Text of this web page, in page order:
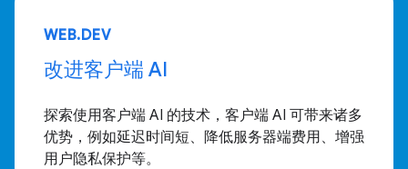
WEB.DEV
改进客户端 AI
探索使用客户端 AI 的技术，客户端 AI 可带来诸多
优势，例如延迟时间短、降低服务器端费用、增强
用户隐私保护等。